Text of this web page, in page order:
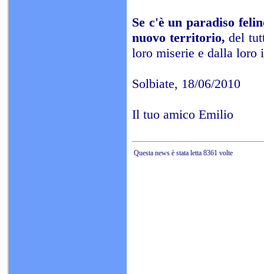
Se c'è un paradiso
nuovo territorio, del
loro miserie e dalla loro
Solbiate, 18/06/2010
Il tuo amico Emilio
Questa news è stata letta 8361 volte